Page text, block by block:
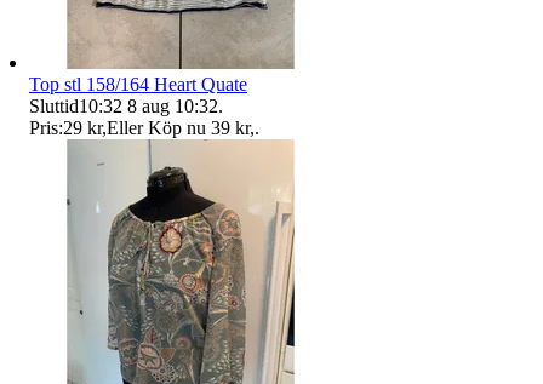
Top stl 158/164 Heart Quate
Sluttid10:32 8 aug 10:32.
Pris:29 kr,Eller Köp nu 39 kr,.